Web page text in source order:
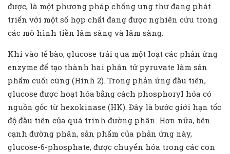
được, là một phương pháp chống ung thư đang phát
triển với một số hợp chất đang được nghiên cứu trong
các mô hình tiền lâm sàng và lâm sàng.
Khi vào tế bào, glucose trải qua một loạt các phản ứng
enzyme để tạo thành hai phân tử pyruvate làm sản
phẩm cuối cùng (Hình 2). Trong phản ứng đầu tiên,
glucose được hoạt hóa bằng cách phosphoryl hóa có
nguồn gốc từ hexokinase (HK). Đây là bước giới hạn tốc
độ đầu tiên của quá trình đường phân. Hơn nữa, bên
cạnh đường phân, sản phẩm của phản ứng này,
glucose-6-phosphate, được chuyển hóa trong các con